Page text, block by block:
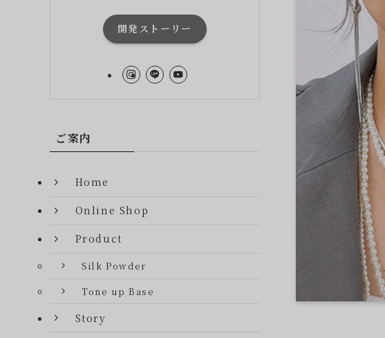
開発ストーリー
ご案内
Home
Online Shop
Product
Silk Powder
Tone up Base
Story